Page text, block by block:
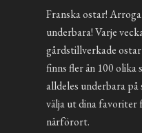
Franska ostar!
underbara! Varje
gårdstillverkade
finns fler än 100 olika
alldeles underbara
välja ut dina favoriter
närförort.